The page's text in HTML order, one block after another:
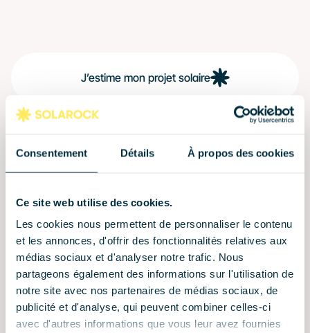
Consentement Détails À propos des cookies
Ce site web utilise des cookies.
Les cookies nous permettent de personnaliser le contenu
et les annonces, d'offrir des fonctionnalités relatives aux
médias sociaux et d'analyser notre trafic. Nous
partageons également des informations sur l'utilisation de
notre site avec nos partenaires de médias sociaux, de
publicité et d'analyse, qui peuvent combiner celles-ci
avec d'autres informations que vous leur avez fournies
J’estime mon projet solaire